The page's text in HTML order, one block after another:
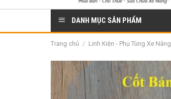
DANH MỤC SẢN PHẨM
Trang chủ / Linh Kiện - Phụ Tùng Xe Nâng